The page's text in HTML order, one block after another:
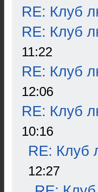
RE: Клуб
RE: Клуб
11:22
RE: Клуб
12:06
RE: Клуб
10:16
RE: Клуб
12:27